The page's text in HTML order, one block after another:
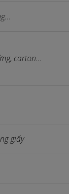
carton...
giấy